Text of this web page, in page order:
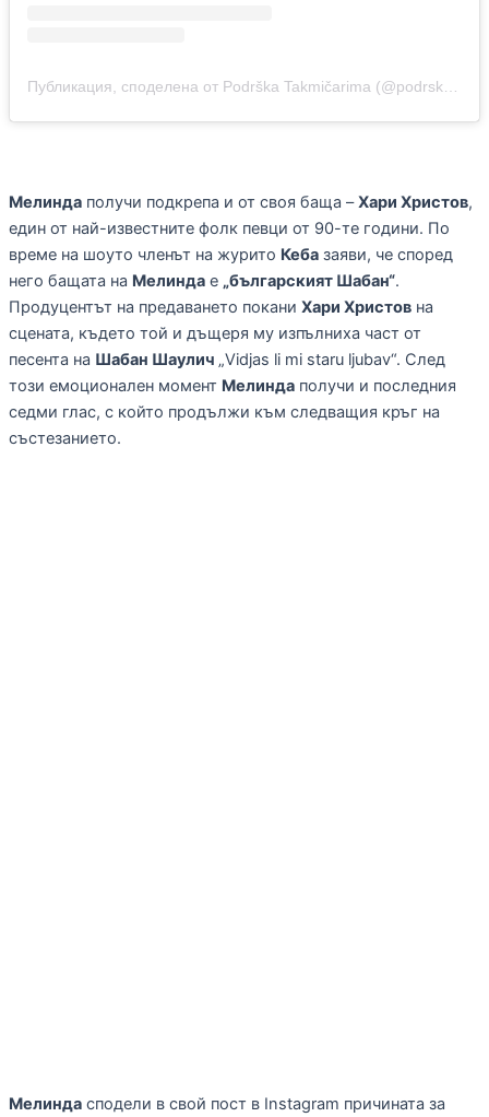
Мелинда получи подкрепа и от своя баща –Хари Христов,
един от най-известните фолк певци от 90-те години. По
време на шоуто членът на журито Кеба заяви, че според
него бащата на Мелинда е „българският Шабан“.
Продуцентът на предаването покани Хари Христов на
сцената, където той и дъщеря му изпълниха част от
песента на Шабан Шаулич „Vidjas li mi staru ljubav“. След
този емоционален момент Мелинда получи и последния
седми глас, с който продължи към следващия кръг на
състезанието.
Мелинда сподели в свой пост в Instagram причината за